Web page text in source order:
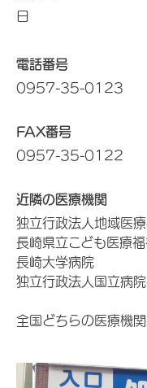
日
電話番号
0957-35-0123
FAX番号
0957-35-0122
近隣の医療機関
独立行政法人地域医
長崎県立こども医療
長崎大学病院
独立行政法人国立病
全国どちらの医療機